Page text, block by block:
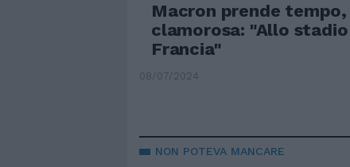
Macron prende
clamorosa: "Allo
Francia"
08/07/2024
NON POTEVA MANCARE